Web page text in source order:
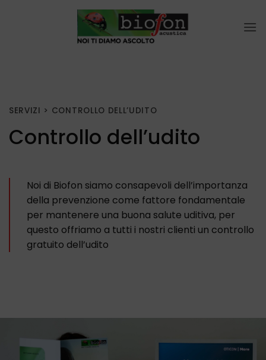
SERVIZI > CONTROLLO DELL’UDITO
Controllo dell’udito
Noi di Biofon siamo consapevoli dell’importanza
della prevenzione come fattore fondamentale
per mantenere una buona salute uditiva, per
questo offriamo a tutti i nostri clienti un controllo
gratuito dell’udito